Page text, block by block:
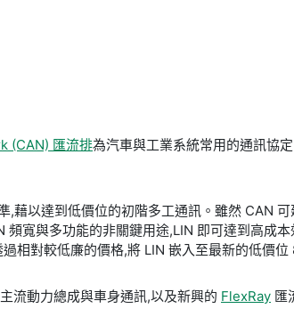
(CAN) 匯流排為汽車與工業系統常用的通訊協
以達到低價位的初階多工通訊。雖然 CAN
寬與多功能的非關鍵用途,LIN 即可達到高成
對較低廉的價格,將 LIN 嵌入至最新的低價位
流動力總成與車身通訊,以及新興的 FlexRay 匯